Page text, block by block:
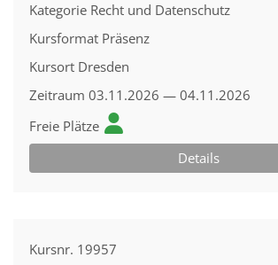
Kategorie Recht und Datenschutz
Kursformat Präsenz
Kursort Dresden
Zeitraum 03.11.2026 — 04.11.2026
Freie Plätze
Details
Kursnr. 19957